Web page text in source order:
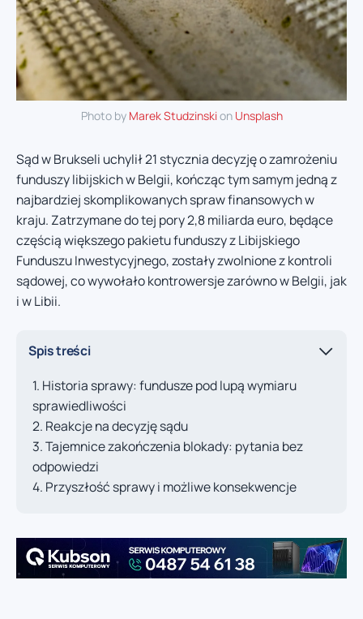
Photo by Marek Studzinskion Unsplash
Sąd w Brukseli uchylił 21 stycznia decyzję o zamrożeniu
funduszy libijskich w Belgii, kończąc tym samym jedną z
najbardziej skomplikowanych spraw finansowych w
kraju. Zatrzymane do tej pory 2,8 miliarda euro, będące
częścią większego pakietu funduszy z Libijskiego
Funduszu Inwestycyjnego, zostały zwolnione z kontroli
sądowej, co wywołało kontrowersje zarówno w Belgii, jak
i w Libii.
Spis treści
Historia sprawy: fundusze pod lupą wymiaru
sprawiedliwości
Reakcje na decyzję sądu
Tajemnice zakończenia blokady: pytania bez
odpowiedzi
Przyszłość sprawy i możliwe konsekwencje